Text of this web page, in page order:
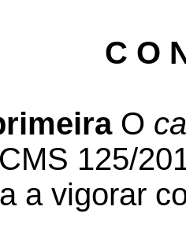
C O
O
125/
a vigorar